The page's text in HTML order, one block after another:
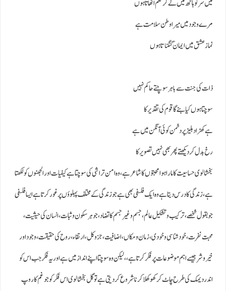
میں سر کو ہاتھ میں لے کر قلم اٹھاتا ہوں
مرے وجود میں میرا وطن سلامت ہے
نماز عشق میں ایمان گنگناتا ہوں
ذات کی جنت سے باہر سوچتے حاکم نہیں
سوچتا ہوں کیا بنے گا قوم کی تقدیر کا
ہے کھڑا دہلیز پر دشمن کوئی آنگن میں ہے
رخ بدل کر دیکھتے پھر بھی نہیں تصویر کا
بخشالوی حساسیت کا مارا ہوا محبتوں کا شاعر ہے ، وہ امن تراشی کی سوچتا ہےکیفیات اور الجھنوں کو لکھتا
ہے، زندگی کا درس دیتا ہےوہ ایک فلسفی بھی ہے جو زندگی کے مختلف پہلوؤں پر غور کرتا ہے ایسا فلسفی
جو بقول شخصے ، ترکیب و تشکیل عالم ، جسم و غیر جسم کا تضاد، جوہرسکون و ثبات، انسان کی حیثیت ،
محبت نفرت ، خود شناسی و خودی، زمان و مکاں، اضافیت ، جزوکل، ارتقاء، روح کی حقیقت، وجود اور
خیر وشر جیسے اہم موضوعات پر فکر کرتا ہے،، لیکن وہ سوچتا اپنے انداز میں ہے اور یہ فکر جب اس کو
اندر دیمک کی طرح چاٹ کرکھوکھلا کرنا شروع کردیتی ہے تو گل بخشالوی اس فکر کو جو غم کا روپ